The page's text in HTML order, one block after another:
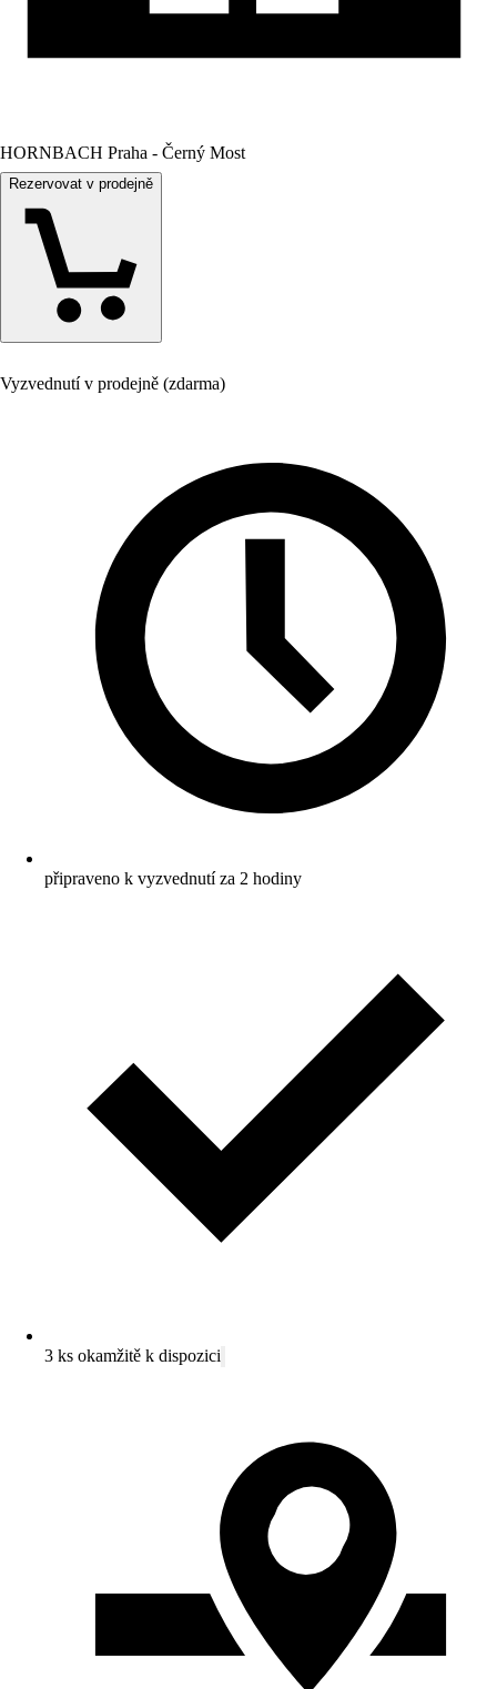
HORNBACH Praha - Černý Most
Rezervovat v prodejně
Vyzvednutí v prodejně (zdarma)
připraveno k vyzvednutí za 2 hodiny
3 ks okamžitě k dispozici